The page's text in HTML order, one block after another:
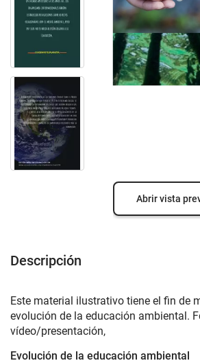
Abrir vista
Descripción
Este material ilustrativo tiene el fin de
evolución de la educación ambiental.
vídeo/presentación,
Evolución de la educación ambiental